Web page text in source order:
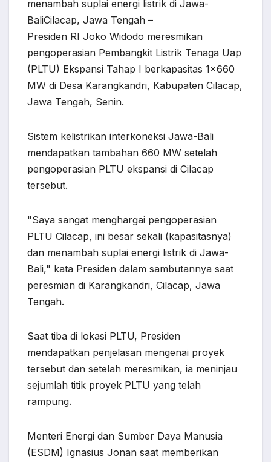
menambah suplai energi listrik di Jawa-
BaliCilacap, Jawa Tengah –
Presiden RI Joko Widodo meresmikan
pengoperasian Pembangkit Listrik Tenaga Uap
(PLTU) Ekspansi Tahap I berkapasitas 1×660
MW di Desa Karangkandri, Kabupaten Cilacap,
Jawa Tengah, Senin.
Sistem kelistrikan interkoneksi Jawa-Bali
mendapatkan tambahan 660 MW setelah
pengoperasian PLTU ekspansi di Cilacap
tersebut.
"Saya sangat menghargai pengoperasian
PLTU Cilacap, ini besar sekali (kapasitasnya)
dan menambah suplai energi listrik di Jawa-
Bali," kata Presiden dalam sambutannya saat
peresmian di Karangkandri, Cilacap, Jawa
Tengah.
Saat tiba di lokasi PLTU, Presiden
mendapatkan penjelasan mengenai proyek
tersebut dan setelah meresmikan, ia meninjau
sejumlah titik proyek PLTU yang telah
rampung.
Menteri Energi dan Sumber Daya Manusia
(ESDM) Ignasius Jonan saat memberikan